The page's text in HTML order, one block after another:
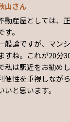
山さん
動産屋としては、
す。
般論ですが、マン
すね。これが20分
私は駅近をお勧めし
便性を重視しなが
いと思います。